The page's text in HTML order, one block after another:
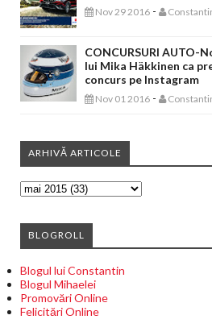
Nov 29 2016 -
CONCURSURI AUTO-
lui Mika Häkkinen ca
concurs pe Instagram
Nov 01 2016 -
ARHIVĂ ARTICOLE
BLOGROLL
Blogul lui Constantin
Blogul Mihaelei
Promovări Online
Felicitări Online